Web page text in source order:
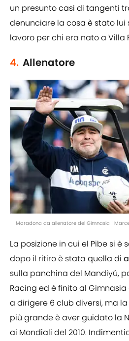
un presunto casi di tangenti
denunciare la cosa è stato lui
lavoro per chi era nato a Villa
4. Allenatore
Maradona da allenatore del Gimnasia |
La posizione in cui el Pibe si è
dopo il ritiro è stata quella di
sulla panchina del Mandiyú,
Racing ed è finito al Gimnasia
a dirigere 6 club diversi, ma
più grande è aver guidato la
ai Mondiali del 2010.